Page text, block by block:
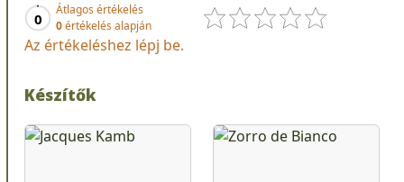
0
Átlagos értékelés
0értékelés alapján
Az értékeléshez lépj be.
Készítők